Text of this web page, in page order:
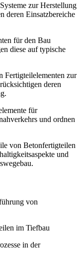
zur Herstellung
deren Einsatzbereiche
für den Bau
diese auf typische
Fertigteilelementen zur
deren
für
und ordnen
von Betonfertigteilen
und
von
im Tiefbau
in der